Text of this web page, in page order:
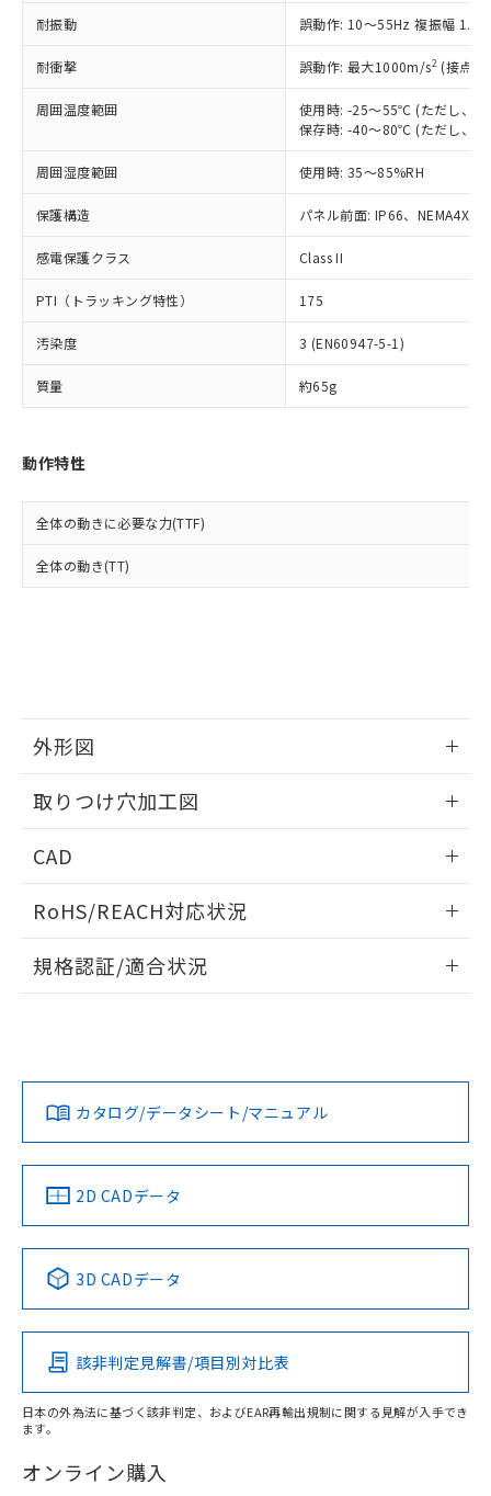
耐振動 誤動作: 10～55Hz 複振幅
耐衝撃 誤動作: 最大1000m/s2 (接点
周囲温度範囲
使用時: -25～55℃ (ただし、氷
保存時: -40～80℃ (ただし、氷
周囲湿度範囲 使用時: 35～85%RH
保護構造 パネル前面: IP66、NEMA4X,
感電保護クラス Class II
PTI（トラッキング特性） 175
汚染度 3 (EN60947-5-1)
質量 約65g
動作特性
全体の動きに必要な力(TTF)
全体の動き(TT)
外形図
取りつけ穴加工図
CAD
ドすることができます。
ログイン/会員登録
ダウンロードデータをご利用いただく前に、以下を必ずお読
みください。
ソフトウェアの使用条件
RoHS/REACH対応状況
EU RoHS 注意事項・凡例
対応済み
中国 RoHS 注意事項・凡例
Pb Hg Cd Cr(VI)
O
在庫等で未対応品が混在する可能性があります。
規格認証/適合状況
LR型式承認
（イギリス
船舶規格）
DNV型式承認
（ノルウェー
BV型式承認
（フランス
KR型式
（韓国
No No No No
この製品の規格認証/適合状況ページへ
その他の認証はこちらのページからご検索ください
カタログ/データシート/マニュアル
2D CADデータ
3D CADデータ
該非判定見解書/項目別対比表
日本の外為法に基づく該非判定、およびEAR再輸出規制に関する見解が入手でき
ます。
オンライン購入
記載している更新日時点での社内デー
タに基づき作成されるものであり、閲
覧された時点での実際の在庫および標
準価格とは異なる場合があることをご
正式な納期状況および標準価格はお客
様のお取引先、またはお客様担当のオ
ムロン制御機器販売店・当社販売員に
オムロン制御機器販売店や当社販売拠
販売ネットワーク
」をご確認
ください。
在庫状況および標準価格結果を当社の
事前の承諾なく第三者に漏洩または開
示しないようお願いします。
マイパーツ機能（部品リスト作成サー
ビス）をご利用いただくには、I-Web
メンバーズにご登録されている必要が
および当社の共同利用者が、当社の製
品・サービスに関するお客様との取
をご了承ください。
※当社の共同利用者とは、"個人情報
鉛(Pb) 1000ppm以下、 水銀(Hg) 1000ppm以下、 カド
六価クロム(Cr(Ⅵ)) 1000ppm以下、ポリ臭化ビフェニル
類(PBB) 1000ppm以下、ポリ臭化ジフェニルエーテル類
(PBDE) 1000ppm以下、フタル酸ビス(2-エチルヘキシ
ル) (DEHP)(別名：DOP) 1000ppm以下、フタル酸ブチ
ルベンジル（BBP） 1000ppm以下、フタル酸ジブチル
（DBP） 1000ppm以下、フタル酸ジイソブチル
(DIBP) 1000ppm以下
但し、RoHS指令で産業用監視および制御機器に対する
適用除外項目は除く。
フタル酸エステル類の４物質については閾値を超える意
図的な使用がないことを確認しています。
※2 対応予定月
部品在庫の切り替え状況などにより、予定
月が前後することがあります。
下記の非含有証明書をダウンロードするこ
とができます。
EU RoHS指令（10物質）の非含有証明書
物質の対応では、対応完了までの期間は出
荷製品に未対応品が混在することから備考
既に当社にて対応品への在庫切替を完了
していることから、特段のことがない限
り、2022年1月12日より割愛しておりま
*中国RoHS10物質の基準値 (GB/T26572)：
Pb(鉛) :1000ppm、 Hg(水銀) : 1000ppm、 Cd(カドミウ
Cr(Ⅵ)(六価クロム) : 1000ppm、 PBBs(ポリ臭化ビフェ
ニル類) : 1000ppm、 PBDEs(ポリ臭化ジフェニルエーテ
ル) : 1000ppm、
DEHP(フタル酸ビス(2-エチルヘキシル)) : 1000ppm
※2 環境保護使用期限
「ｅ」：有害物質（10物質）のすべてが基
準値以下であることを示します。
「10」：通常の使用状況下において有害物
質が外部に漏えいし、環境に深刻な影響を
及ぼさない年数を意味します。
（以下｢規制貨物等」という）を輸出
または国外への提供する場合は、日本
国政府の輸出許可(または役務取引許
可)を取得するなどの必要な手続きを
当社は規制貨物を破棄する場合は、完
全に破砕するなど、違法に輸出されな
いよう必要な手段を講じます。
当社は貴社製品を、核兵器、ミサイ
ル、化学兵器、生物兵器またはその他
武器並びにこれらの製造装置等に一切
使用いたしません。
当社は、貴社製品を第三者に販売する
場合は、上記1、2および3の内容を当
該第三者に通知します。また当社は、
販売先および販売に係わる関係者が違
法に輸出するおそれがある場合は、取
り引きをいたしません。
○ 一定数以上の在庫あり
△ 一定数には満たないが在庫あり
在庫なし(最新の在庫状況につ
いては、お客様のお取引先、ま
たはお客様担当のオムロン制御
機器販売店・当社販売員にご確
認ください)
受注生産機種、また在庫状況の
情報を公開していない機種